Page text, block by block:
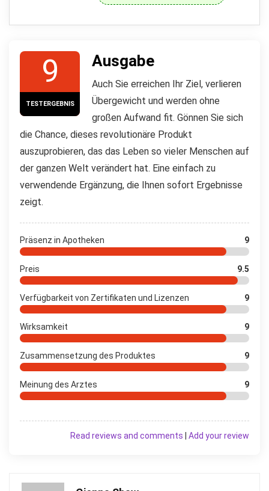
9
TESTERGEBNIS
Ausgabe
Auch Sie erreichen Ihr Ziel, verlieren
Übergewicht und werden ohne
großen Aufwand fit. Gönnen Sie sich
die Chance, dieses revolutionäre Produkt
auszuprobieren, das das Leben so vieler Menschen auf
der ganzen Welt verändert hat. Eine einfach zu
verwendende Ergänzung, die Ihnen sofort Ergebnisse
zeigt.
Präsenz in Apotheken 9
Preis 9.5
Verfügbarkeit von Zertifikaten und Lizenzen 9
Wirksamkeit 9
Zusammensetzung des Produktes 9
Meinung des Arztes 9
Add your review
Read reviews and comments